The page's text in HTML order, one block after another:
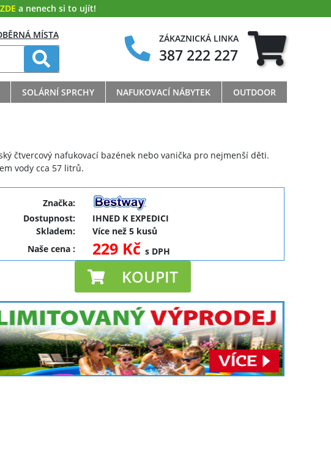
ZDE a nenech si to ujít!
MÍSTA ZÁKAZNICKÁ LINKA
387 222 227
SOLÁRNÍ SPRCHY NAFUKOVACÍ NÁBYTEK OUTDOOR
čtvercový nafukovací bazének nebo vanička pro nejmenší děti.
vody cca 57 litrů.
Značka:
Dostupnost:
IHNED K EXPEDICI
Skladem:
Více než 5 kusů
Naše cena: 229 Kčs DPH
KOUPIT